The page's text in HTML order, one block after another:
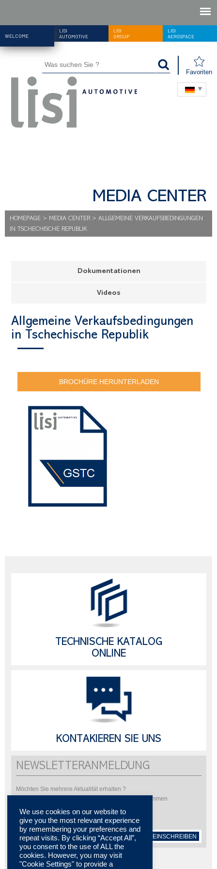
WELCOME
LISI
AUTOMOTIVE
LISI
GROUP
LISI
AEROSPACE
Favoriten
MEDIA CENTER
HOMEPAGE > MEDIA CENTER > ALLGEMEINE VERKAUFSBEDINGUNGEN
IN TSCHECHISCHE REPUBLIK
Dokumentationen
Videos
Allgemeine Verkaufsbedingungen
in Tschechische Republik
BROCHÜRE HERUNTERLADEN
TECHNISCHE KATALOG
ONLINE
KONTAKIEREN SIE UNS
NEWSLETTERANMELDUNG
Möchten Sie mehrere Aktualität erhalten ?
Bitte abonnieren Sie um unsere Newsletter zu bekommen
EINSCHREIBEN
We use cookies on our website to
give you the most relevant experience
by remembering your preferences and
repeat visits. By clicking “Accept All”,
you consent to the use of ALL the
cookies. However, you may visit
"Cookie Settings" to provide a